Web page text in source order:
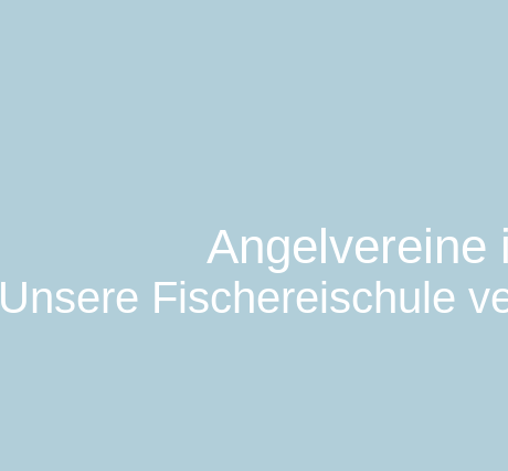
Angelvereine
Unsere Fischereischule